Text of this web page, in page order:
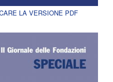
LA VERSIONE PDF